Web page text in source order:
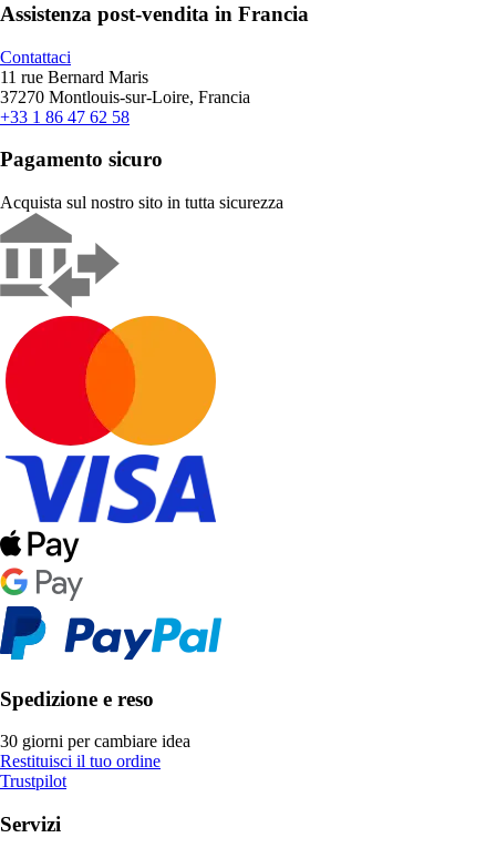
Assistenza post-vendita in Francia
Contattaci
11 rue Bernard Maris
37270 Montlouis-sur-Loire, Francia
+33 1 86 47 62 58
Pagamento sicuro
Acquista sul nostro sito in tutta sicurezza
Spedizione e reso
30 giorni per cambiare idea
Restituisci il tuo ordine
Trustpilot
Servizi